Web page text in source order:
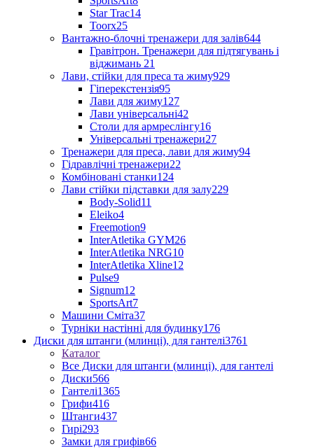
Star Trac14
Toorx25
Вантажно-блочні тренажери для залів644
Гравітрон. Тренажери для підтягувань і
віджимань 21
Лави, стійки для преса та жиму929
Гіперекстензія95
Лави для жиму127
Лави універсальні42
Столи для армреслінгу16
Універсальні тренажери27
Тренажери для преса, лави для жиму94
Гідравлічні тренажери22
Комбіновані станки124
Лави стійки підставки для залу229
Body-Solid11
Eleiko4
Freemotion9
InterAtletika GYM26
InterAtletika NRG10
InterAtletika Xline12
Pulse9
Signum12
SportsArt7
Машини Сміта37
Турніки настінні для будинку176
Диски для штанги (млинці), для гантелі3761
Каталог
Все Диски для штанги (млинці), для гантелі
Диски566
Гантелі1365
Грифи416
Штанги437
Гирі293
Замки для грифів66